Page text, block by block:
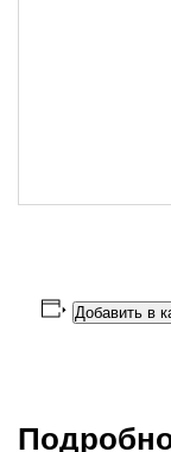
Добавить в